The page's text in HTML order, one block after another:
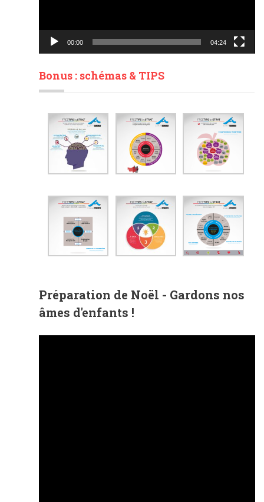
00:00 04:24
Bonus : schémas & TIPS
Préparation de Noël - Gardons nos
âmes d'enfants !